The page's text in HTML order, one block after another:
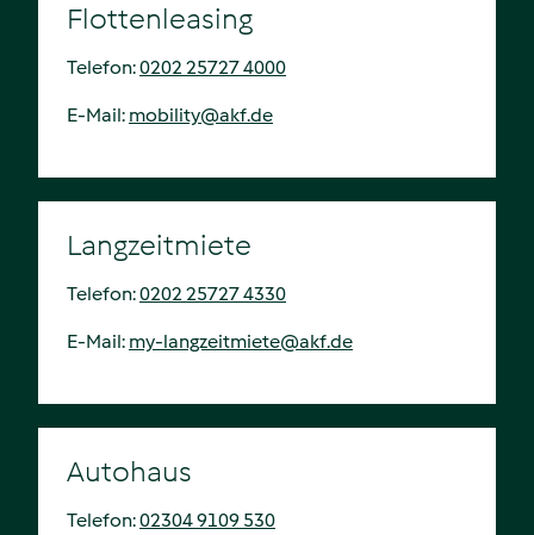
Flottenleasing
Telefon:0202 25727 4000
E-Mail: mobility@akf.de
Langzeitmiete
Telefon:0202 25727 4330
E-Mail: my-langzeitmiete@akf.de
Autohaus
Telefon:02304 9109 530